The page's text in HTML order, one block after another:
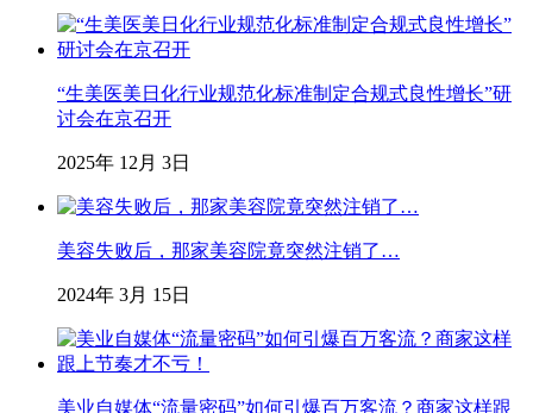
“生美医美日化行业规范化标准制定合规式良性增长”研
讨会在京召开
2025年 12月 3日
美容失败后，那家美容院竟突然注销了…
2024年 3月 15日
美业自媒体“流量密码”如何引爆百万客流？商家这样跟